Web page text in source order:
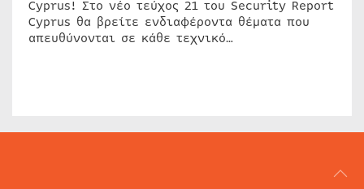
Cyprus! Στο νέο τεύχος 21 του Security Report
Cyprus θα βρείτε ενδιαφέροντα θέματα που
απευθύνονται σε κάθε τεχνικό…